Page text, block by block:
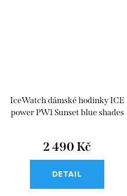
IceWatch dámské hodinky ICE
power PW1 Sunset blue shades
2 490 Kč
DETAIL